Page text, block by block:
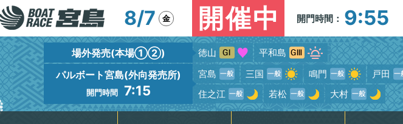
8/7 金 開催中 開門時間： 9:55
場外発売(本場①②) 徳山 平和島
パルボート宮島(外向発売所)
開門時間 7:15
宮島 三国 鳴門 戸田
住之江
若松 大村